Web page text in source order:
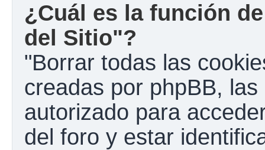
¿Cuál es la función
del Sitio"?
"Borrar todas las
creadas por phpBB,
autorizado para
del foro y estar